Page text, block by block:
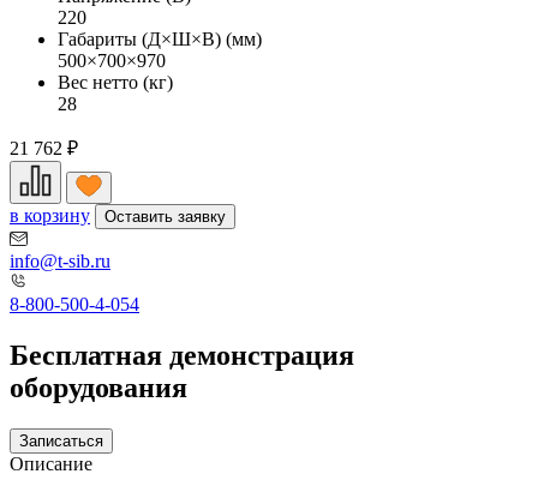
220
Габариты (Д×Ш×В) (мм)
500×700×970
Вес нетто (кг)
28
21 762 ₽
в корзину Оставить заявку
info@t-sib.ru
8-800-500-4-054
Бесплатная демонстрация
оборудования
Записаться
Описание